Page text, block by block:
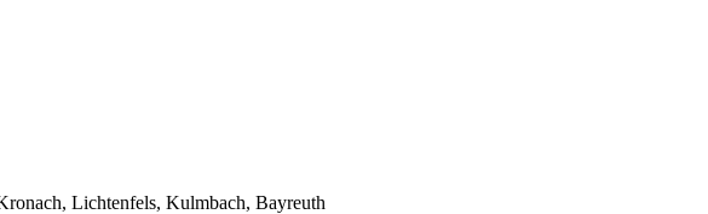
Lichtenfels, Kulmbach, Bayreuth